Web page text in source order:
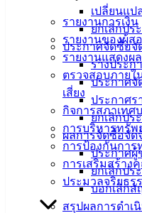
เปลี่ยนแป
ยกเลิกปร
ประกาศจัดซื้อจั
ร่างประก
ประกาศจั
ประกาศร
ยกเลิกปร
ผลการจัดซื้อจัด
ประกาศผู้
ยกเลิกปร
บอกเลิกสั
สรุปผลการดำเ
รายงานการเงิน
รายงานของผู้ส
รายงานแสดงผ
ตรวจสอบภายใ
เสี่ยง
กิจการสภาเทศ
การบริหารทรัพ
การป้องกันการ
การเสริมสร้าง
ประมวลจริยธร
หัวหน้า
ส่วน
ราชการ
สภา
เทศบาล
สงวนลิขสิทธิ์ © 2563 เทศบ
angsilacity.go.th | Powered by